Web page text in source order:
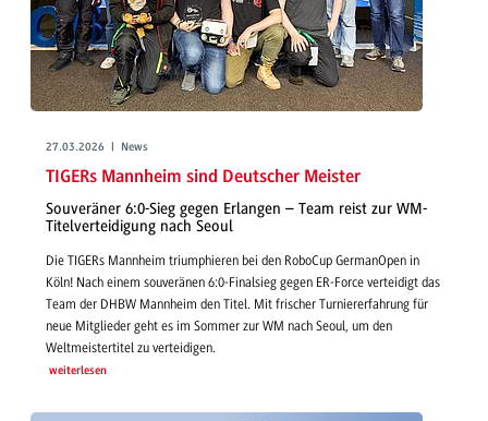
27.03.2026 | News
TIGERs Mannheim sind Deutscher Meister
Souveräner 6:0-Sieg gegen Erlangen – Team reist zur WM-
Titelverteidigung nach Seoul
Die TIGERs Mannheim triumphieren bei den RoboCup GermanOpen in
Köln! Nach einem souveränen 6:0-Finalsieg gegen ER-Force verteidigt das
Team der DHBW Mannheim den Titel. Mit frischer Turniererfahrung für
neue Mitglieder geht es im Sommer zur WM nach Seoul, um den
Weltmeistertitel zu verteidigen.
weiterlesen